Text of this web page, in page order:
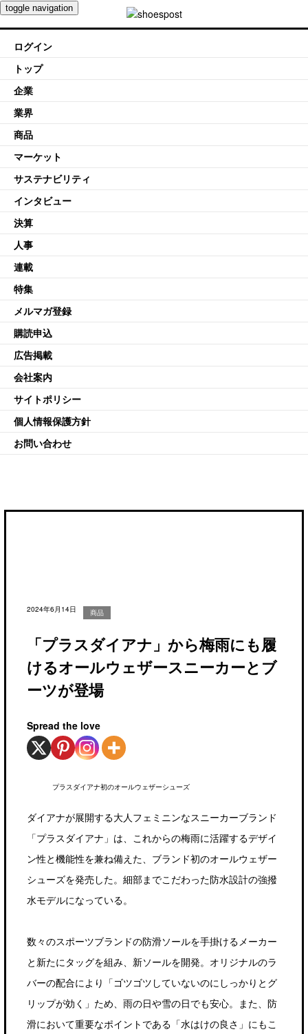
toggle navigation
ログイン
トップ
企業
業界
商品
マーケット
サステナビリティ
インタビュー
決算
人事
連載
特集
メルマガ登録
購読申込
広告掲載
会社案内
サイトポリシー
個人情報保護方針
お問い合わせ
2024年6月14日 商品
「プラスダイアナ」から梅雨にも履
けるオールウェザースニーカーとブ
ーツが登場
Spread the love
プラスダイアナ初のオールウェザーシューズ
ダイアナが展開する大人フェミニンなスニーカーブランド
「プラスダイアナ」は、これからの梅雨に活躍するデザイ
ン性と機能性を兼ね備えた、ブランド初のオールウェザー
シューズを発売した。細部までこだわった防水設計の強撥
水モデルになっている。
数々のスポーツブランドの防滑ソールを手掛けるメーカー
と新たにタッグを組み、新ソールを開発。オリジナルのラ
バーの配合により「ゴツゴツしていないのにしっかりとグ
リップが効く」ため、雨の日や雪の日でも安心。また、防
滑において重要なポイントである「水はけの良さ」にもこ